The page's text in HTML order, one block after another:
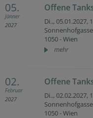
05.
Jänner
2027
Offene
Di.., 05.01.2027,
1050 - Wien
mehr
02.
Februar
2027
Offene
Di.., 02.02.2027,
1050 - Wien